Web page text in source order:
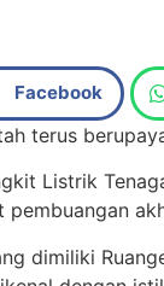
Facebook
terus
Listrik
dimiliki